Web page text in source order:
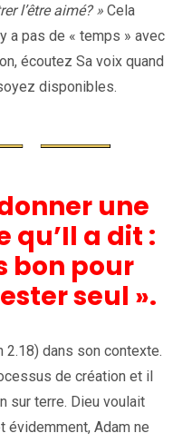
l’être aimé? » Cela
a pas de « temps » avec
écoutez Sa voix quand
disponibles.
une
qu’Il a dit :
bon pour
seul ».
dans son contexte.
de création et il
sur terre. Dieu voulait
évidemment, Adam ne